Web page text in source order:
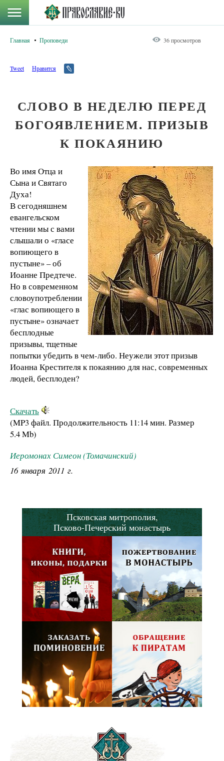
Главная Проповеди 36 просмотров
Tweet Нравится
СЛОВО В НЕДЕЛЮ ПЕРЕД
БОГОЯВЛЕНИЕМ. ПРИЗЫВ
К ПОКАЯНИЮ
Во имя Отца и
Сына и Святаго
Духа!
В сегодняшнем
евангельском
чтении мы с вами
слышали о «гласе
вопиющего в
пустыне» – об
Иоанне Предтече.
Но в современном
словоупотреблении
«глас вопиющего в
пустыне» означает
бесплодные
призывы, тщетные
попытки убедить в чем-либо. Неужели этот призыв
Иоанна Крестителя к покаянию для нас, современных
людей, бесплоден?
Скачать
(MP3 файл. Продолжительность 11:14 мин. Размер
5.4 Mb)
Иеромонах Симеон (Томачинский)
16 января 2011 г.
Псковская митрополия,
Псково-Печерский монастырь